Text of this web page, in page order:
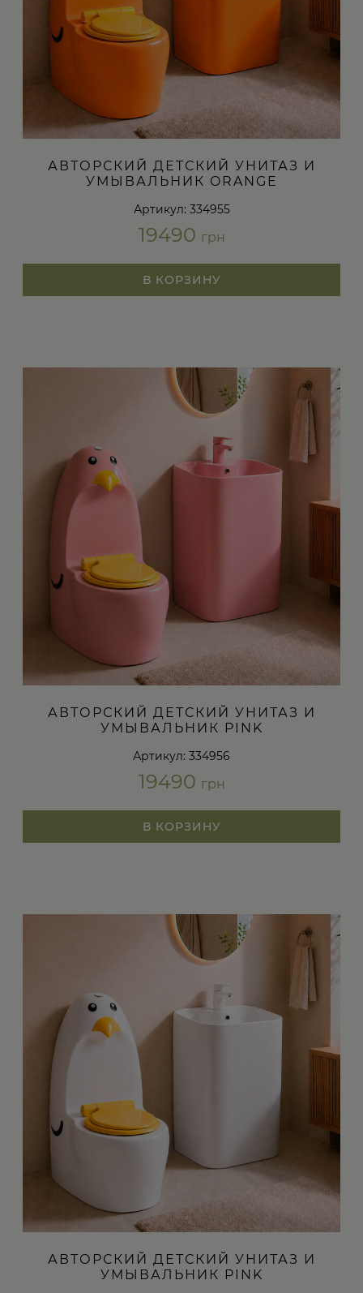
АВТОРСКИЙ ДЕТСКИЙ УНИТАЗ И
УМЫВАЛЬНИК ORANGE
Артикул: 334955
19490 грн
В КОРЗИНУ
АВТОРСКИЙ ДЕТСКИЙ УНИТАЗ И
УМЫВАЛЬНИК PINK
Артикул: 334956
19490 грн
В КОРЗИНУ
АВТОРСКИЙ ДЕТСКИЙ УНИТАЗ И
УМЫВАЛЬНИК PINK